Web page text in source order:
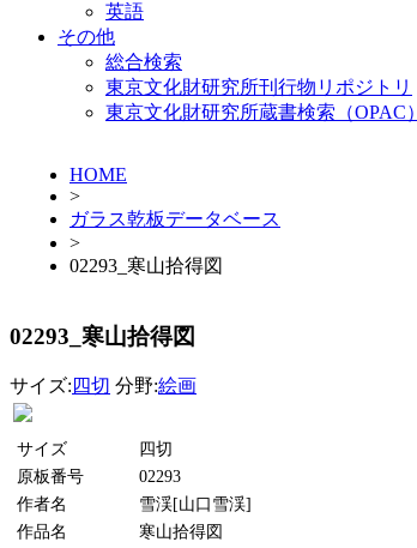
英語
その他
総合検索
東京文化財研究所刊行物リポジトリ
東京文化財研究所蔵書検索（OPAC）
HOME
>
ガラス乾板データベース
>
02293_寒山拾得図
02293_寒山拾得図
サイズ: 四切 分野:絵画
サイズ
四切
原板番号
02293
作者名
雪渓[山口雪渓]
作品名
寒山拾得図